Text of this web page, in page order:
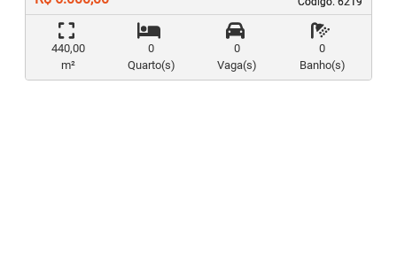
440,00
m²
0
Quarto(s)
0
Vaga(s)
0
Banho(s)